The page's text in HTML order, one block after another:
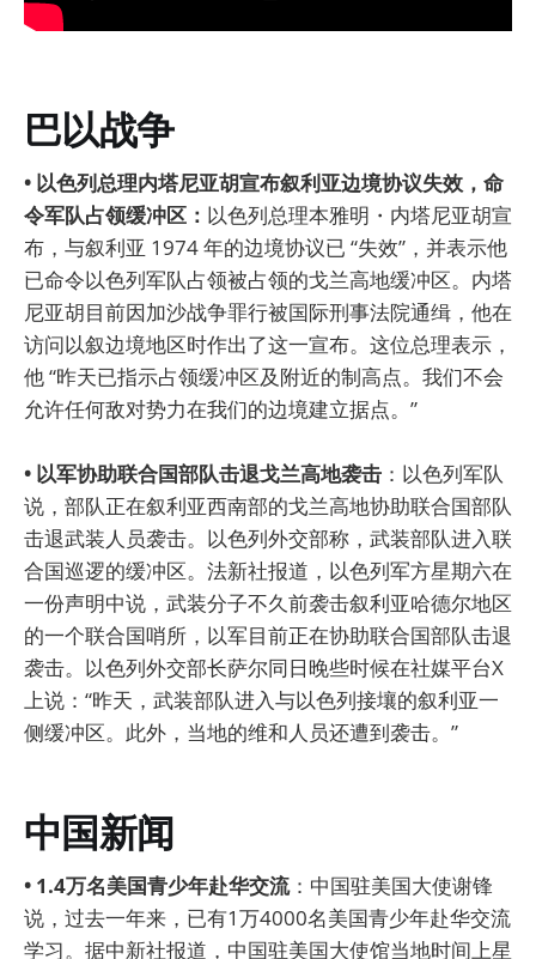
巴以战争
• 以色列总理内塔尼亚胡宣布叙利亚边境协议失效，命
令军队占领缓冲区： 以色列总理本雅明・内塔尼亚胡宣
布，与叙利亚 1974 年的边境协议已 “失效”，并表示他
已命令以色列军队占领被占领的戈兰高地缓冲区。内塔
尼亚胡目前因加沙战争罪行被国际刑事法院通缉，他在
访问以叙边境地区时作出了这一宣布。这位总理表示，
他 “昨天已指示占领缓冲区及附近的制高点。我们不会
允许任何敌对势力在我们的边境建立据点。”
• 以军协助联合国部队击退戈兰高地袭击 ：以色列军队
说，部队正在叙利亚西南部的戈兰高地协助联合国部队
击退武装人员袭击。以色列外交部称，武装部队进入联
合国巡逻的缓冲区。法新社报道，以色列军方星期六在
一份声明中说，武装分子不久前袭击叙利亚哈德尔地区
的一个联合国哨所，以军目前正在协助联合国部队击退
袭击。以色列外交部长萨尔同日晚些时候在社媒平台X
上说：“昨天，武装部队进入与以色列接壤的叙利亚一
侧缓冲区。此外，当地的维和人员还遭到袭击。”
中国新闻
• 1.4万名美国青少年赴华交流：中国驻美国大使谢锋
说，过去一年来，已有1万4000名美国青少年赴华交流
学习。据中新社报道，中国驻美国大使馆当地时间上星